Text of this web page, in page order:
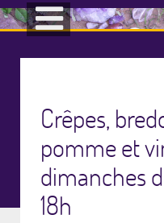
Crêpes,
pomme et
dimanches
18h